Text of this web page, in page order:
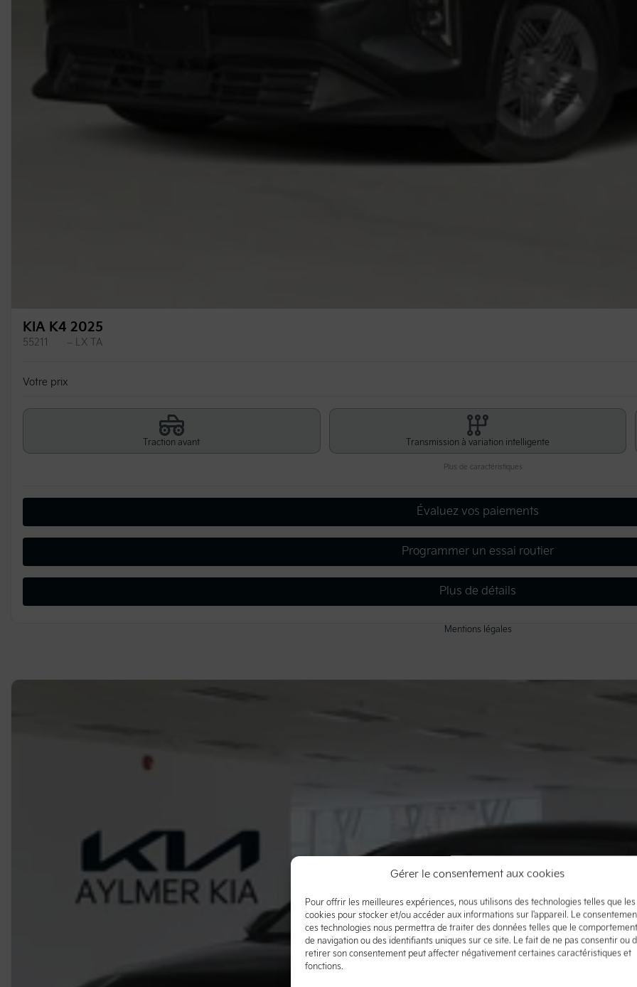
Gérer le consentement aux cookies
Pour offrir les meilleures expériences, nous utilisons des technologies telles que les
cookies pour stocker et/ou accéder aux informations sur l'appareil. Le
ces technologies nous permettra de traiter des données telles que le comportement
de navigation ou des identifiants uniques sur ce site. Le fait de ne pas consentir ou
retirer son consentement peut affecter négativement certaines caractéristiques et
fonctions.
KIA K4 2025
55211 – LX TA
Votre prix
Traction avant Transmission à variation intelligente
Plus de caractéristiques
Évaluez vos paiements
Programmer un essai routier
Plus de détails
Mentions légales